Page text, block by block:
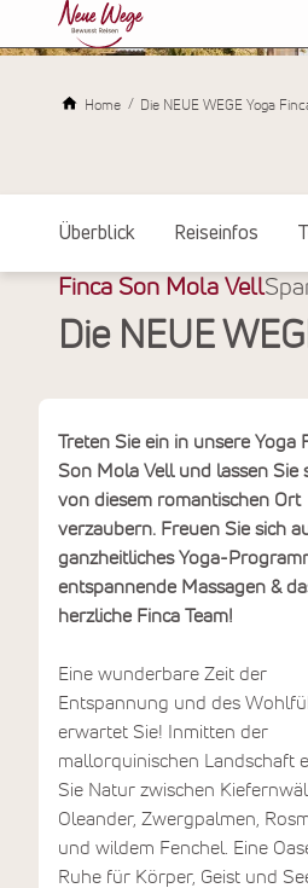
Home Die NEUE WEGE Yoga
Überblick Reiseinfos
Finca Son Mola Vell
Die NEUE
Treten Sie ein in unsere Yoga
Son Mola Vell und lassen Sie
von diesem romantischen Ort
verzaubern. Freuen Sie sich
ganzheitliches Yoga-
entspannende Massagen &
herzliche Finca Team!
Eine wunderbare Zeit der
Entspannung und des
erwartet Sie! Inmitten der
mallorquinischen Landschaft
Sie Natur zwischen
Oleander, Zwergpalmen,
und wildem Fenchel. Eine
Ruhe für Körper, Geist und